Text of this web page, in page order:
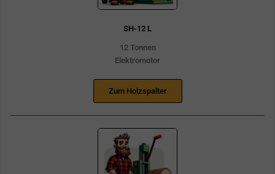
SH-12 L
12 Tonnen
Elektromotor
Zum Holzspalter